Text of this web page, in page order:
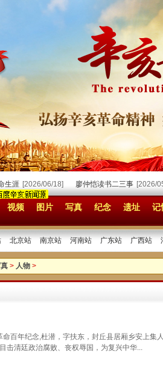
[2026/06/18] 廖仲恺读书二三事 [2026/05/
视频 图片 写真 纪念 遗址 记
北京站 南京站 河南站 广东站 广西站
> 人物 >
命百年纪念,杜潜，字扶东，封丘县居厢乡安上集
击清廷政治腐败、丧权辱国，为复兴中华...